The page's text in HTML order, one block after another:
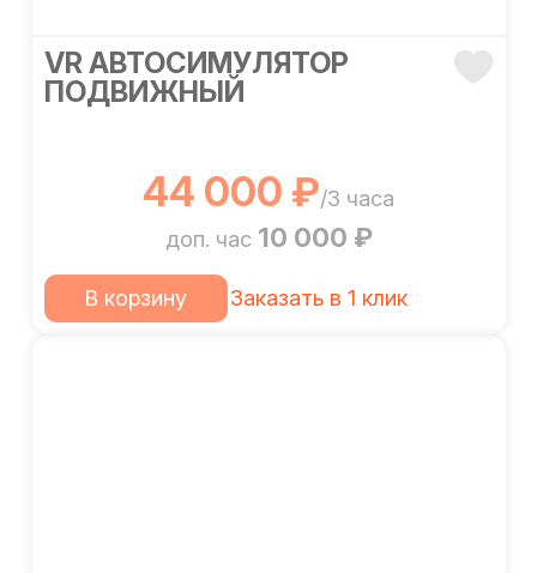
VR АВТОСИМУЛЯТОР
ПОДВИЖНЫЙ
44 000 ₽/3 часа
доп. час 10 000 ₽
В корзину Заказать в 1 клик